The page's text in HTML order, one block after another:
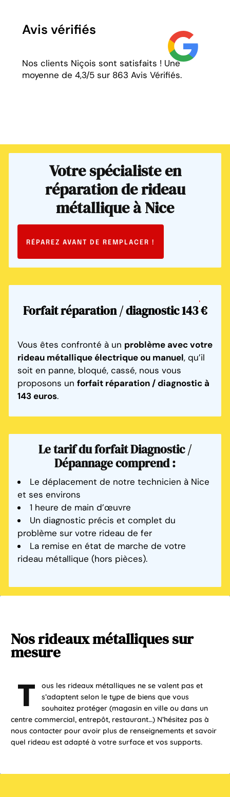
Avis vérifiés​
Nos clients Niçois sont satisfaits ! Une
moyenne de 4,3/5 sur 863 Avis Vérifiés.
Votre spécialiste en
réparation de rideau
métallique à Nice
RÉPAREZ AVANT DE REMPLACER !
Forfait réparation / diagnostic143 €
Vous êtes confronté à un problème avec votre
rideau métallique électrique ou manuel, qu’il
soit en panne, bloqué, cassé, nous vous
proposons un forfait réparation / diagnostic à
143 euros.
Le tarif du forfait Diagnostic /
Dépannage comprend :
Le déplacement de notre technicien à Nice
et ses environs
1 heure de main d’œuvre
Un diagnostic précis et complet du
problème sur votre rideau de fer
La remise en état de marche de votre
rideau métallique (hors pièces).
Nosrideauxmétalliquessur
mesure
T
ous les rideaux métalliques ne se valent pas et
s’adaptent selon le type de biens que vous
souhaitez protéger (magasin en ville ou dans un
centre commercial, entrepôt, restaurant…) N’hésitez pas à
nous contacter pour avoir plus de renseignements et savoir
quel rideau est adapté à votre surface et vos supports.